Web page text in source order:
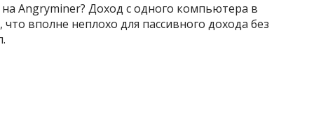
Angryminer? Доход с одного компьютера в
что вполне неплохо для пассивного дохода без